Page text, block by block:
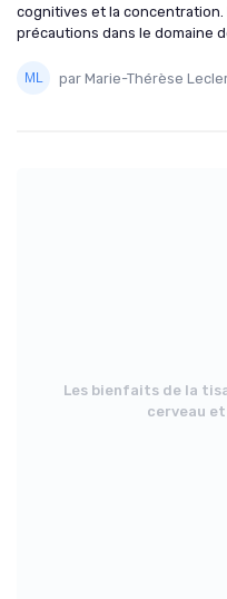
cognitives et la
précautions dans le domaine
par Marie-Thérèse
Les bienfaits de la
cerveau